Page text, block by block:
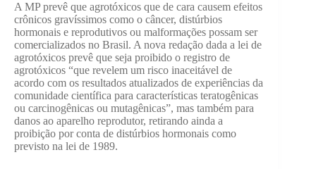
A MP prevê que agrotóxicos que de cara causem efeitos
crônicos gravíssimos como o câncer, distúrbios
hormonais e reprodutivos ou malformações possam ser
comercializados no Brasil. A nova redação dada a lei de
agrotóxicos prevê que seja proibido o registro de
agrotóxicos “que revelem um risco inaceitável de
acordo com os resultados atualizados de experiências da
comunidade científica para características teratogênicas
ou carcinogênicas ou mutagênicas”, mas também para
danos ao aparelho reprodutor, retirando ainda a
proibição por conta de distúrbios hormonais como
previsto na lei de 1989.